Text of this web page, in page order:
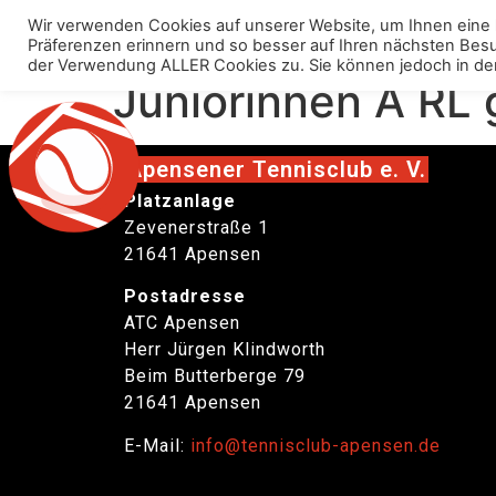
Über uns Anlage
Juniorinnen A RL
Apensener Tennisclub e. V.
Platzanlage
Zevenerstraße 1
21641 Apensen
Postadresse
ATC Apensen
Herr Jürgen Klindworth
Beim Butterberge 79
21641 Apensen
E-Mail: info@tennisclub-apensen.de
Wir verwenden Cookies auf unserer Website, um Ihnen
Präferenzen erinnern und so besser auf Ihren nächsten
der Verwendung ALLER Cookies zu. Sie können jedoch in